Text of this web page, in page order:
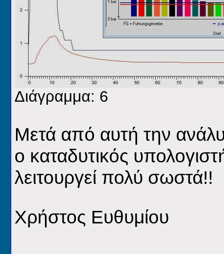
Διάγραμμα: 6
Μετά από αυτή την
ο καταδυτικός
λειτουργεί πολύ σωστά!!
Χρήστος Ευθυμίου